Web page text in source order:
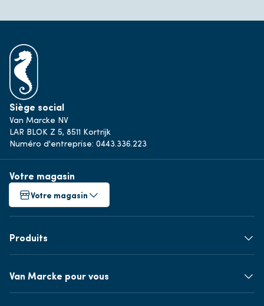
Siège social
Van Marcke NV
LAR BLOK Z 5, 8511 Kortrijk
Numéro d'entreprise: 0443.336.223
Votre magasin
Votre magasin
Produits
Van Marcke pour vous